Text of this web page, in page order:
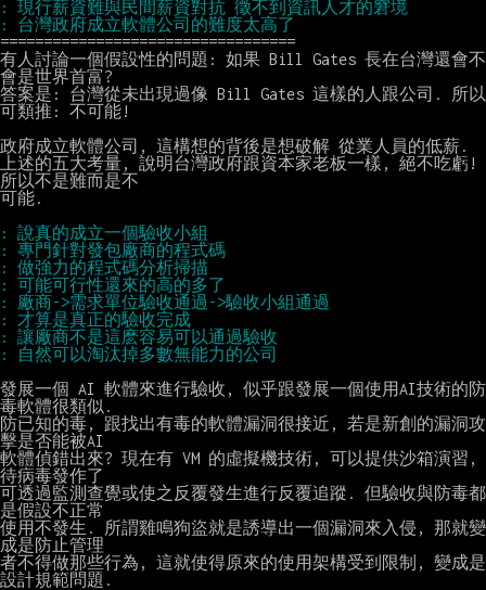
==================================
有人討論一個假設性的問題: 如果 Bill Gates 長在台灣還會不
會是世界首富?
答案是: 台灣從未出現過像 Bill Gates 這樣的人跟公司. 所以
可類推: 不可能!
政府成立軟體公司, 這構想的背後是想破解 從業人員的低薪.
上述的五大考量, 說明台灣政府跟資本家老板一樣, 絕不吃虧!
所以不是難而是不
可能.
發展一個 AI 軟體來進行驗收, 似乎跟發展一個使用AI技術的防
毒軟體很類似.
防已知的毒, 跟找出有毒的軟體漏洞很接近, 若是新創的漏洞攻
擊是否能被AI
軟體偵錯出來? 現在有 VM 的虛擬機技術, 可以提供沙箱演習,
待病毒發作了
可透過監測查覺或使之反覆發生進行反覆追蹤. 但驗收與防毒都
是假設不正常
使用不發生. 所謂雞鳴狗盜就是誘導出一個漏洞來入侵, 那就變
成是防止管理
者不得做那些行為, 這就使得原來的使用架構受到限制, 變成是
設計規範問題.